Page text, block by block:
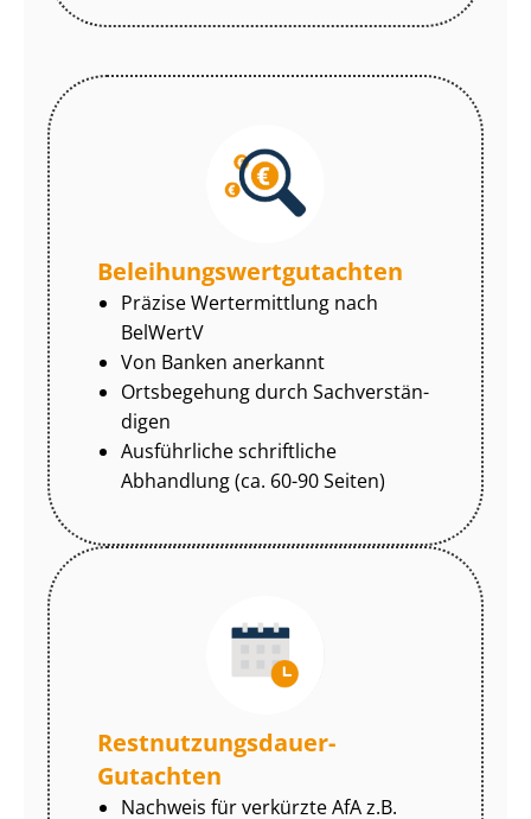
Be­lei­hungs­wert­gut­ach­ten
Präzise Wertermittlung nach
BelWertV
Von Banken anerkannt
Ortsbegehung durch Sach­ver­stän­
di­gen
Ausführliche schriftliche
Abhandlung (ca. 60-90 Seiten)
Rest­nut­zungs­dau­er-
Gutachten
Nachweis für verkürzte AfA z.B.